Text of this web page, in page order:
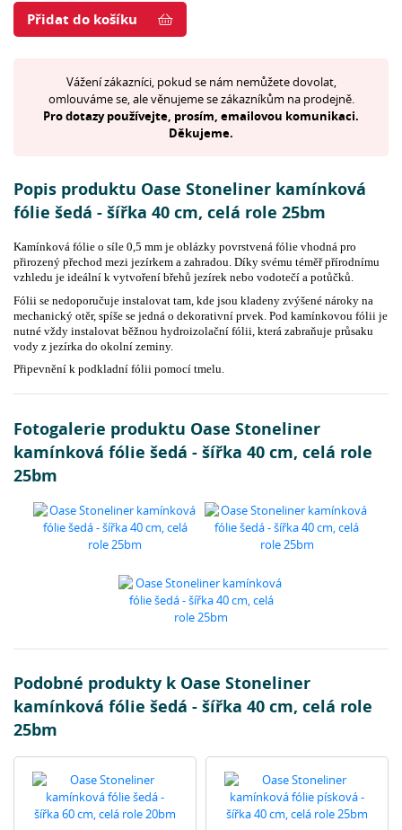
Přidat do košíku
Vážení zákazníci, pokud se nám nemůžete dovolat,
omlouváme se, ale věnujeme se zákazníkům na prodejně.
Pro dotazy používejte, prosím, emailovou komunikaci.
Děkujeme.
Popis produktu Oase Stoneliner kamínková
fólie šedá - šířka 40 cm, celá role 25bm
Kamínková fólie o síle 0,5 mm je oblázky povrstvená fólie vhodná pro
přirozený přechod mezi jezírkem a zahradou. Díky svému téměř přírodnímu
vzhledu je ideální k vytvoření břehů jezírek nebo vodotečí a potůčků.
Fólii se nedoporučuje instalovat tam, kde jsou kladeny zvýšené nároky na
mechanický otěr, spíše se jedná o dekorativní prvek. Pod kamínkovou fólii je
nutné vždy instalovat běžnou hydroizolační fólii, která zabraňuje průsaku
vody z jezírka do okolní zeminy.
Připevnění k podkladní fólii pomocí tmelu.
Fotogalerie produktu Oase Stoneliner
kamínková fólie šedá - šířka 40 cm, celá role
25bm
Podobné produkty k Oase Stoneliner
kamínková fólie šedá - šířka 40 cm, celá role
25bm